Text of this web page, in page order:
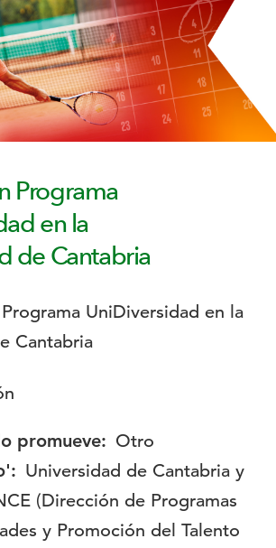
Programa
en la
de Cantabria
promueve: Otro
Universidad de Cantabria y
(Dirección de Programas
y Promoción del Talento